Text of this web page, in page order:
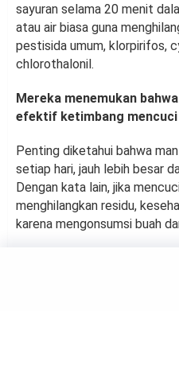
sayuran selama 20 menit
atau air biasa guna
pestisida umum, klorpirifos,
chlorothalonil.
Mereka menemukan
efektif ketimbang mencuci
Penting diketahui bahwa
setiap hari, jauh lebih besar
Dengan kata lain, jika
menghilangkan residu,
karena mengonsumsi buah